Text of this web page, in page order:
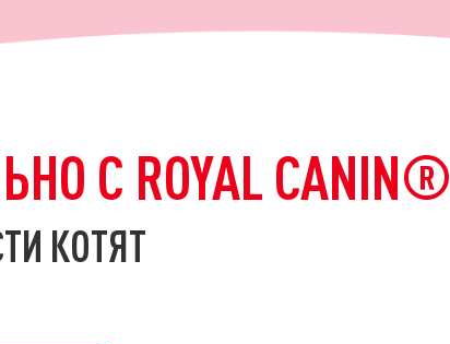
С ROYAL CANIN®
КОТЯТ